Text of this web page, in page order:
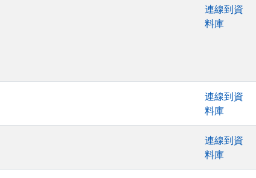
連線到資
料庫
連線到資
料庫
連線到資
料庫